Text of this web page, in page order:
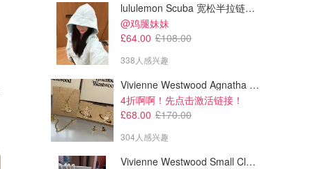
lululemon Scuba 宽松半拉链卫衣
@鸡腿妹妹
£64.00 £108.00
338人感兴趣
Vivienne Westwood Agnatha 耳环
4折啊啊！先点击激活链接！
£68.00 £170.00
304人感兴趣
Vivienne Westwood Small Claude 珍珠项链